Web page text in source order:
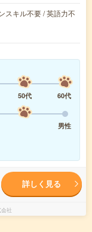
スキル不要 / 英語力不
50代
60代
男性
詳しく見る
社